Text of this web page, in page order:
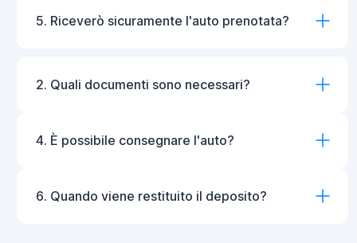
5. Riceverò sicuramente l'auto prenotata?
2. Quali documenti sono necessari?
4. È possibile consegnare l'auto?
6. Quando viene restituito il deposito?